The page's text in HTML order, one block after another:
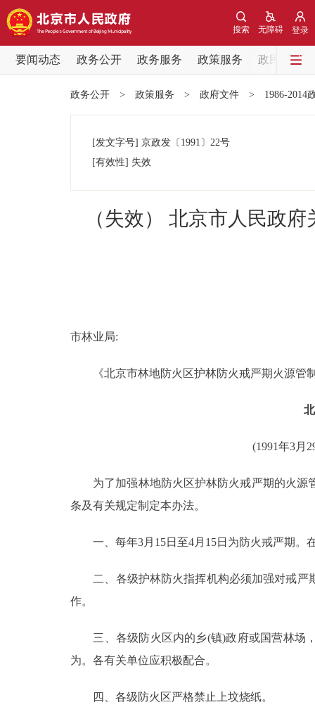
登录
无障碍
搜索
要闻动态 政务公开 政务服务 政策服务
政民互动
党中央精神
中介服务
政民互动
12345网上接诉即办
走进北京
北京概况
政务公开 > 政策服务 > 政府文件 > 1986-2014
[发文字号] 京政发 〔1991〕 22号
[有效性] 失效
（失效） 北京市人民政
市林业局:
《北京市林地防火区护林防火戒严期火源管
(1991年3月
为了加强林地防火区护林防火戒严期的火源
条及有关规定制定本办法。
一、每年3月15日至4月15日为防火戒严期。
二、各级护林防火指挥机构必须加强对戒严
作。
三、各级防火区内的乡(镇)政府或国营林场，
为。各有关单位应积极配合。
四、各级防火区严格禁止上坟烧纸。